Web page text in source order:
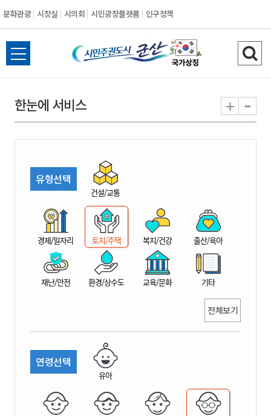
문화관광 시장실 시의회 시민광장플랫폼 인구정책
시
민
권
시
산
전
체
뉴
열
검
색
기
한눈에 서비스 + -
유형선택
건설/교통
경제/일자리 토지/주택 복지/건강 출산/육아
재난/안전 환경/상수도 교육/문화 기타
전체보기
연령선택
유아